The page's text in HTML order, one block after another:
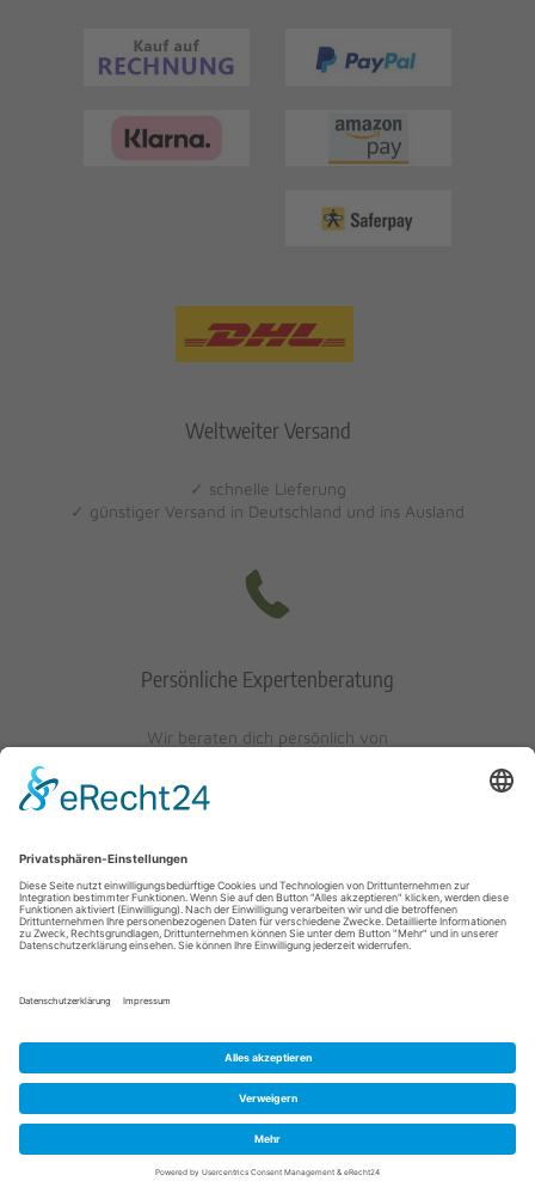
Weltweiter Versand
✓ schnelle Lieferung
✓ günstiger Versand in Deutschland und ins Ausland
Persönliche Expertenberatung
Wir beraten dich persönlich von
0621/405401-10
© 2023 Schuh-Keller KG | Wredestraße 10 | D-67059
Ludwigshafen/Rhein | info@schuh-keller.de | Tel. 0621/405401-10